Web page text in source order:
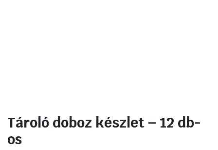
Tároló doboz készlet – 12 db-
os